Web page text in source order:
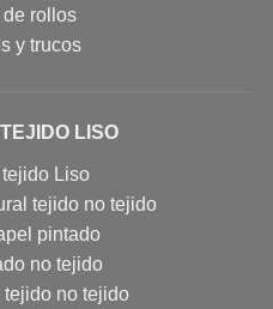
rollos
y trucos
LISO
Liso
tejido no tejido
pintado
no tejido
tejido no tejido